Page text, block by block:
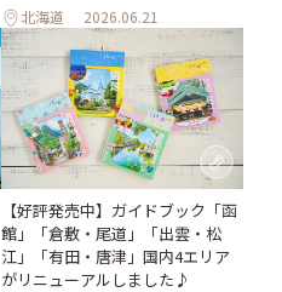
北海道 2026.06.21
【好評発売中】ガイドブック「函
館」「倉敷・尾道」「出雲・松
江」「有田・唐津」国内4エリア
がリニューアルしました♪